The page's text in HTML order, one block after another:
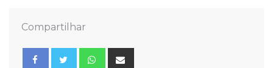
Compartilhar
Whatsapp